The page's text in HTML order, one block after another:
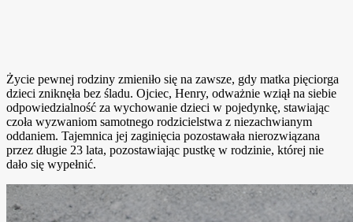
Życie pewnej rodziny zmieniło się na zawsze, gdy matka pięciorga
dzieci zniknęła bez śladu. Ojciec, Henry, odważnie wziął na siebie
odpowiedzialność za wychowanie dzieci w pojedynkę, stawiając
czoła wyzwaniom samotnego rodzicielstwa z niezachwianym
oddaniem. Tajemnica jej zaginięcia pozostawała nierozwiązana
przez długie 23 lata, pozostawiając pustkę w rodzinie, której nie
dało się wypełnić.